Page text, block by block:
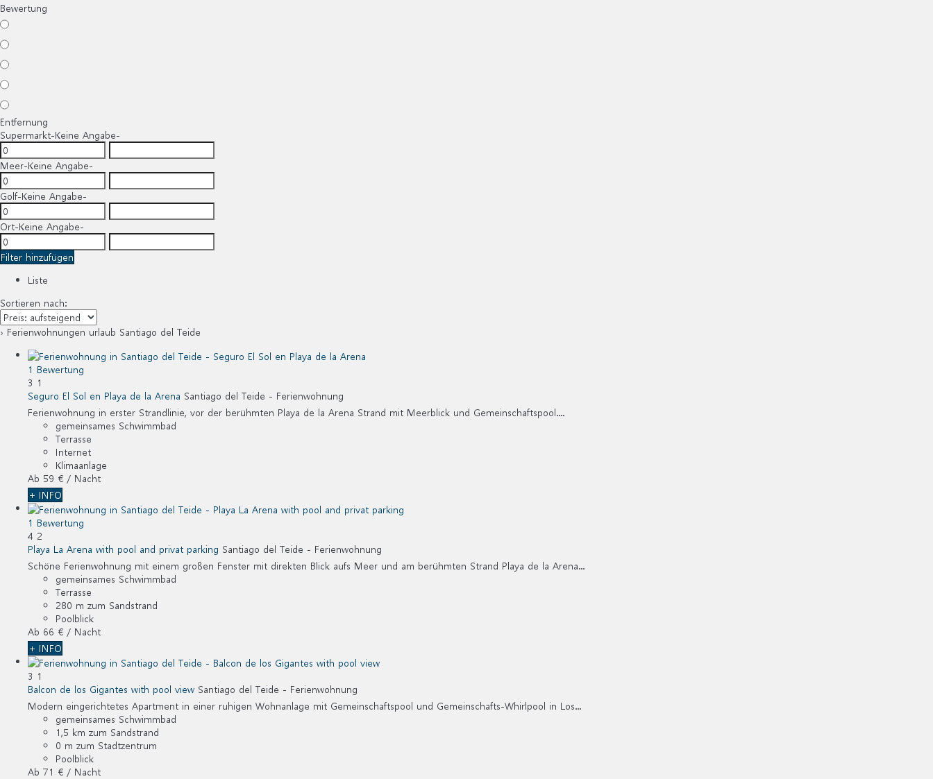
Bewertung
Entfernung
Supermarkt-Keine Angabe-
Meer-Keine Angabe-
Golf-Keine Angabe-
Ort-Keine Angabe-
Filter hinzufügen
Liste
Sortieren nach:
› Ferienwohnungen urlaub Santiago del Teide
1 Bewertung
3 1
Seguro El Sol en Playa de la Arena Santiago del Teide - Ferienwohnung
Ferienwohnung in erster Strandlinie, vor der berühmten Playa de la Arena Strand mit Meerblick und Gemeinschaftspool....
gemeinsames Schwimmbad
Terrasse
Internet
Klimaanlage
Ab 59 € / Nacht
+ INFO
1 Bewertung
4 2
Playa La Arena with pool and privat parking Santiago del Teide - Ferienwohnung
Schöne Ferienwohnung mit einem großen Fenster mit direkten Blick aufs Meer und am berühmten Strand Playa de la Arena...
gemeinsames Schwimmbad
Terrasse
280 m zum Sandstrand
Poolblick
Ab 66 € / Nacht
+ INFO
3 1
Balcon de los Gigantes with pool view Santiago del Teide - Ferienwohnung
Modern eingerichtetes Apartment in einer ruhigen Wohnanlage mit Gemeinschaftspool und Gemeinschafts-Whirlpool in Los...
gemeinsames Schwimmbad
1,5 km zum Sandstrand
0 m zum Stadtzentrum
Poolblick
Ab 71 € / Nacht